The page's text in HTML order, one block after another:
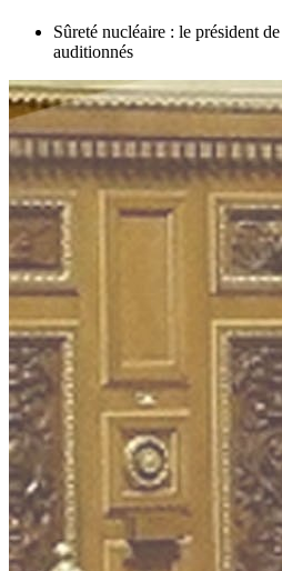
Sûreté nucléaire : le président
auditionnés